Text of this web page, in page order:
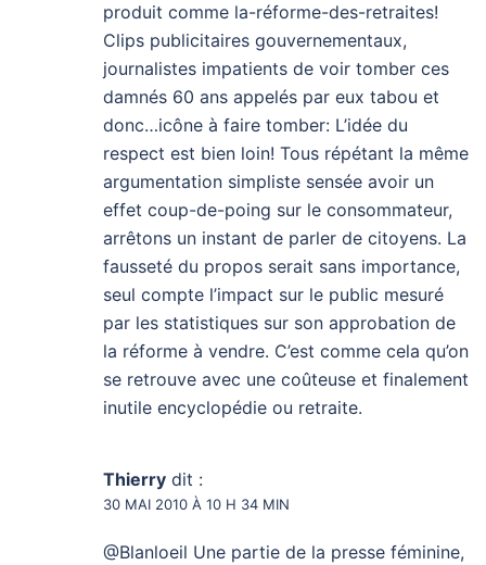
produit comme la-réforme-des-retraites!
Clips publicitaires gouvernementaux,
journalistes impatients de voir tomber ces
damnés 60 ans appelés par eux tabou et
donc…icône à faire tomber: L’idée du
respect est bien loin! Tous répétant la même
argumentation simpliste sensée avoir un
effet coup-de-poing sur le consommateur,
arrêtons un instant de parler de citoyens. La
fausseté du propos serait sans importance,
seul compte l’impact sur le public mesuré
par les statistiques sur son approbation de
la réforme à vendre. C’est comme cela qu’on
se retrouve avec une coûteuse et finalement
inutile encyclopédie ou retraite.
Thierry dit :
30 MAI 2010 À 10 H 34 MIN
@Blanloeil Une partie de la presse féminine,